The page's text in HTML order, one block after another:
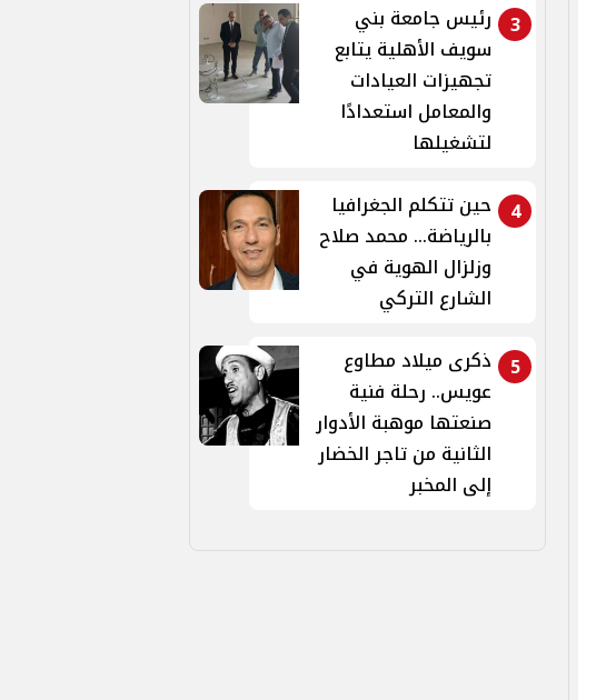
3 رئيس جامعة بني
سويف الأهلية يتابع
تجهيزات العيادات
والمعامل استعدادًا
لتشغيلها
4
حين تتكلم الجغرافيا
بالرياضة... محمد صلاح
وزلزال الهوية في
الشارع التركي
5
ذكرى ميلاد مطاوع
عويس.. رحلة فنية
صنعتها موهبة الأدوار
الثانية من تاجر الخضار
إلى المخبر